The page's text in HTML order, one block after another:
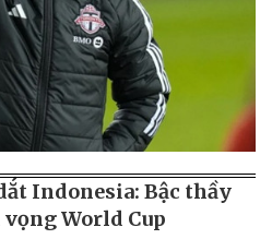
Indonesia: Bậc thầy
World Cup